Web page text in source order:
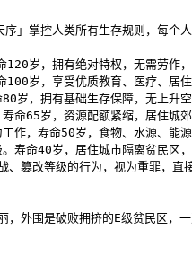
」掌控人类所有生存规则，每个
岁，拥有绝对特权，无需劳作，
岁，享受优质教育、医疗、居住
岁，拥有基础生存保障，无上升空
命65岁，资源配额紧缩，居住城郊
作，寿命50岁，食物、水源、能
寿命40岁，居住城市隔离贫民区
篡改等级的行为，视为重罪，直接
外围是破败拥挤的E级贫民区，